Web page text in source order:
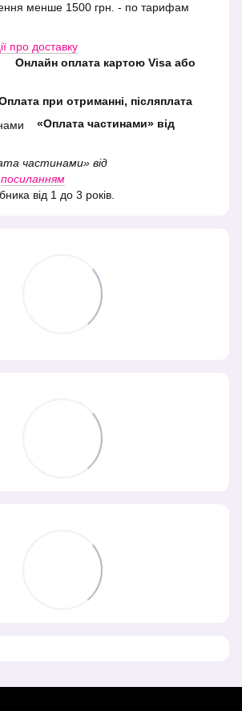
менше 1500 грн. - по тарифам
про доставку
Онлайн оплата картою Visa або
при отриманні, післяплата
«Оплата частинами» від
частинами» від
посиланням
від 1 до 3 років.